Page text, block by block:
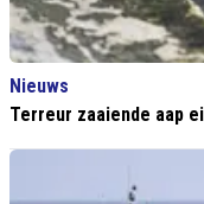
Nieuws
Terreur zaaiende aap